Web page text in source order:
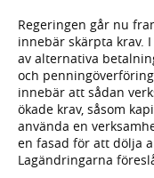
Regeringen går nu
innebär skärpta krav.
av alternativa
och
innebär att sådan
ökade krav, såsom
använda en
en fasad för att dölja
Lagändringarna